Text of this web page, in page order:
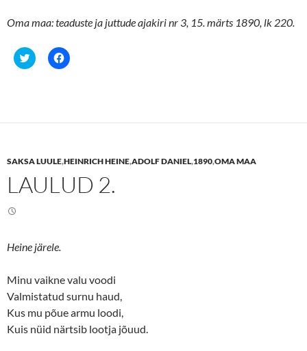
Oma maa: teaduste ja juttude ajakiri nr 3, 15. märts 1890, lk 220.
C
l
h
o
T
w
(
O
n
s
i
n
w
C
l
h
o
a
e
n
s
n
e
SAKSA LUULE,HEINRICH HEINE,ADOLF DANIEL,1890,OMA MAA
LAULUD 2.
Heine järele.
Minu vaikne valu voodi
Valmistatud surnu haud,
Kus mu põue armu loodi,
Kuis nüid närtsib lootja jõuud.